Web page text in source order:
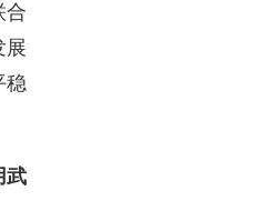
合
展
稳
武